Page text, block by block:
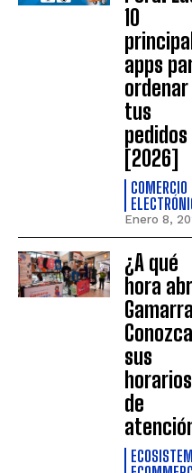
10
apps
ordenar
tus
pedidos
[2026]
COMERCIO
Enero 8,
¿A qué
hora
Conozca
sus
horarios
de